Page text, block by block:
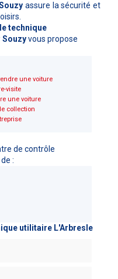
assure la sécurité et
technique
Souzyvous propose
une voiture
visite
une voiture
collection
de contrôle
:
utilitaire L'Arbresle